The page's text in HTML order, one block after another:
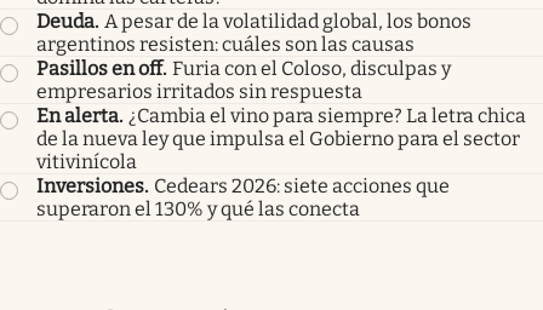
Deuda. A pesar de la volatilidad global, los bonos
argentinos resisten: cuáles son las causas
Pasillos en off. Furia con el Coloso, disculpas y
empresarios irritados sin respuesta
En alerta. ¿Cambia el vino para siempre? La letra chica
de la nueva ley que impulsa el Gobierno para el sector
vitivinícola
Inversiones. Cedears 2026: siete acciones que
superaron el 130% y qué las conecta